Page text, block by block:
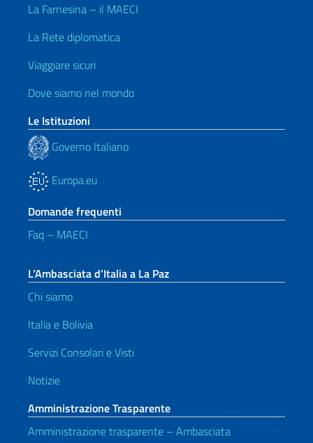
La Farnesina – il MAECI
La Rete diplomatica
Viaggiare sicuri
Dove siamo nel mondo
Le Istituzioni
Governo Italiano
Europa.eu
Domande frequenti
Faq – MAECI
L’Ambasciata d’Italia a La Paz
Chi siamo
Italia e Bolivia
Servizi Consolari e Visti
Notizie
Amministrazione Trasparente
Amministrazione trasparente – Ambasciata